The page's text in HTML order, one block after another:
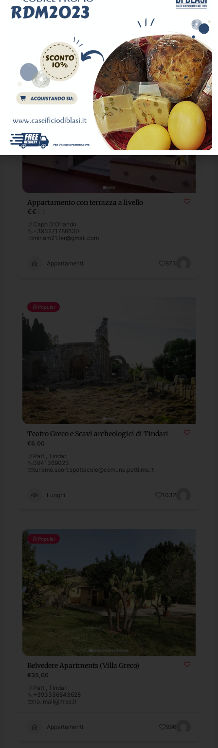
info@anticatindari.it
1064
Popular
Appartamento con terrazza a livello
€€
Capo D'Orlando
+393271786630
miriam21.fer@gmail.com
Appartamenti 873
Popular
Teatro Greco e Scavi archeologici di Tindari
€6,00
Patti Tindari
0941369023
turismo.sport.spettacolo@comune.patti.me.it
Luoghi 1032
Popular
Belvedere Apartments (Villa Greco)
€35,00
Patti Tindari
+393336843628
no_mail@miss.it
Appartamenti 996